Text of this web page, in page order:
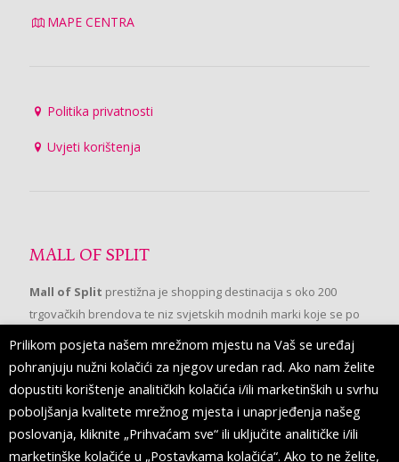
MAPE CENTRA
Politika privatnosti
Uvjeti korištenja
MALL OF SPLIT
Mall of Split prestižna je shopping destinacija s oko 200
trgovačkih brendova te niz svjetskih modnih marki koje se po
prvi put pojavljuju u Splitu.
PRATITE NAS
Prilikom posjeta našem mrežnom mjestu na Vaš se uređaj
pohranjuju nužni kolačići za njegov uredan rad. Ako nam želite
dopustiti korištenje analitičkih kolačića i/ili marketinških u svrhu
poboljšanja kvalitete mrežnog mjesta i unaprjeđenja našeg
poslovanja, kliknite „Prihvaćam sve“ ili uključite analitičke i/ili
marketinške kolačiće u „Postavkama kolačića“. Ako to ne želite,